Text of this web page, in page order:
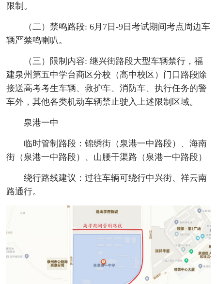
限制。
（二）禁鸣路段: 6月7日-9日考试期间考点周边车
辆严禁鸣喇叭。
（三）限制内容: 继兴街路段大型车辆禁行，福
建泉州第五中学台商区分校（高中校区）门口路段除
接送高考考生车辆、救护车、消防车、执行任务的警
车外，其他各类机动车辆禁止驶入上述限制区域。
泉港一中
临时管制路段：锦绣街（泉港一中路段）、海南
街（泉港一中路段）、山腰干渠路（泉港一中路段）
绕行路线建议：过往车辆可绕行中兴街、祥云南
路通行。